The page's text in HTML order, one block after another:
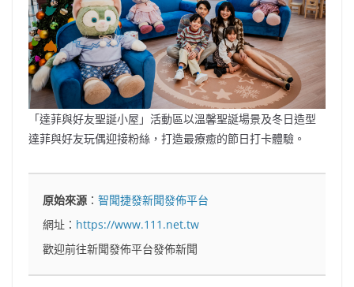
「達菲與好友聖誕小屋」活動區以溫馨聖誕場景及冬日造型
達菲與好友玩偶迎接粉絲，打造最療癒的節日打卡體驗。
原始來源 ：智聞捷發新聞發佈平台
網址： https://www.111.net.tw
歡迎前往新聞發佈平台發佈新聞